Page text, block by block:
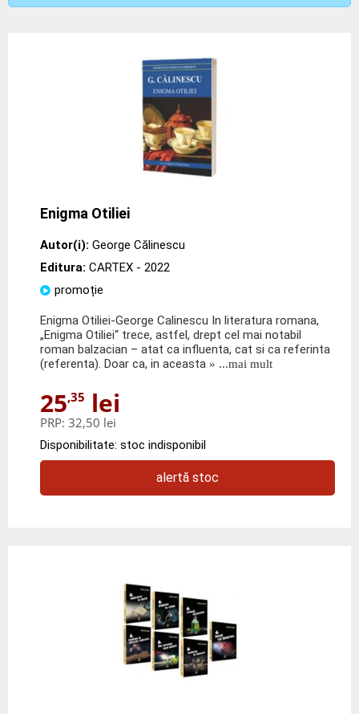
Enigma Otiliei
Autor(i): George Călinescu
Editura: CARTEX - 2022
promoție
Enigma Otiliei-George Calinescu In literatura romana,
„Enigma Otiliei“ trece, astfel, drept cel mai notabil
roman balzacian – atat ca influenta, cat si ca referinta
(referenta). Doar ca, in aceasta » ...mai mult
25,35 lei
PRP: 32,50 lei
Disponibilitate: stoc indisponibil
alertă stoc